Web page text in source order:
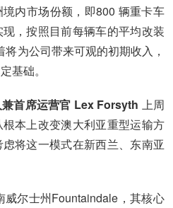
内市场份额，即800 辆重卡车
，按照目前每辆车的平均改装
为公司带来可观的初期收入，
基础。
首席运营官 Lex Forsyth 上周
本上改变澳大利亚重型运输方
将这一模式在新西兰、东南亚
尔士州Fountaindale，其核心